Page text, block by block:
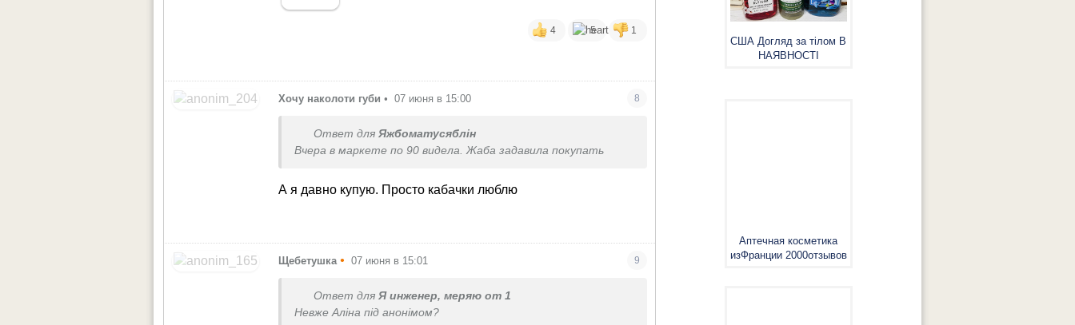
4 5 1
Хочу наколоти губи • 07 июня в 15:00 8
Ответ для Яжбоматусяблін
Вчера в маркете по 90 видела. Жаба задавила покупать
А я давно купую. Просто кабачки люблю
Щебетушка • 07 июня в 15:01 9
Ответ для Я инженер, меряю от 1
Невже Аліна під анонімом?
США Догляд за тілом В
НАЯВНОСТІ
Аптечная косметика
изФранции 2000отзывов